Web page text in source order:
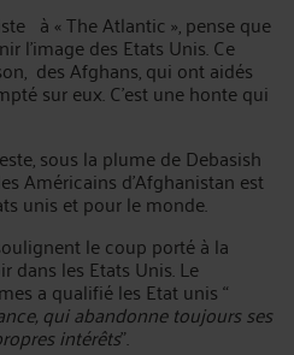
à « The Atlantic », pense que
l’image des Etats Unis. Ce
des Afghans, qui ont aidés
sur eux. C’est une honte qui
sous la plume de Debasish
Américains d’Afghanistan est
unis et pour le monde.
le coup porté à la
dans les Etats Unis. Le
a qualifié les Etat unis “
qui abandonne toujours ses
intérêts”.